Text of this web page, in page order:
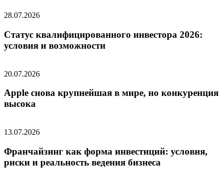
28.07.2026
Статус квалифицированного инвестора 2026:
условия и возможности
20.07.2026
Apple снова крупнейшая в мире, но конкуренция
высока
13.07.2026
Франчайзинг как форма инвестиций: условия,
риски и реальность ведения бизнеса